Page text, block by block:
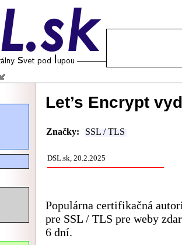
Let’s Encrypt
Značky: SSL / TLS
DSL.sk, 20.2.2025
Populárna certifikačná
pre SSL / TLS pre weby
6 dní.